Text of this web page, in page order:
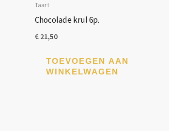
Taart
Chocolade krul 6p.
€ 21,50
TOEVOEGEN AAN
WINKELWAGEN